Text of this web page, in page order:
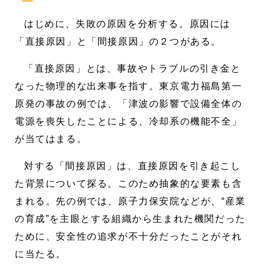
はじめに、失敗の原因を分析する。原因には
「直接原因」と「間接原因」の２つがある。
「直接原因」とは、事故やトラブルの引き金と
なった物理的な出来事を指す。東京電力福島第一
原発の事故の例では、「津波の影響で設備全体の
電源を喪失したことによる、冷却系の機能不全」
が当てはまる。
対する「間接原因」は、直接原因を引き起こし
た背景について探る。このため抽象的な要素も含
まれる。先の例では、原子力保安院などが、“産業
の育成”を主眼とする組織から生まれた機関だった
ために、安全性の追求が不十分だったことがそれ
に当たる。